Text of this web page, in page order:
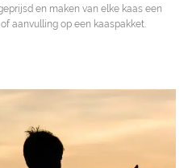
en maken van elke kaas een
aanvulling op een kaaspakket.